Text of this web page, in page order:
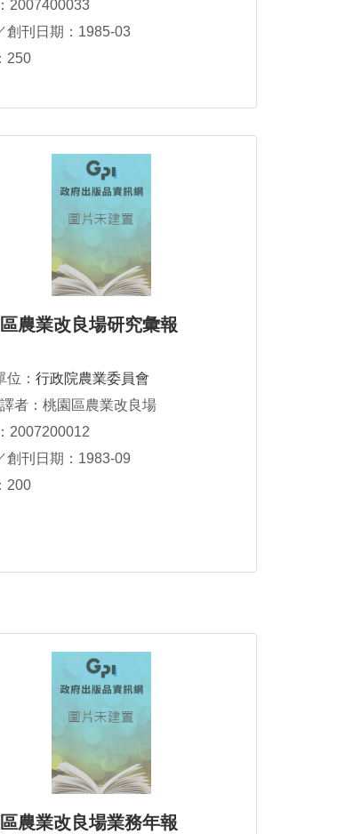
2007400033
創刊日期：1985-03
250
農業改良場研究彙報
位： 行政院農業委員會
者：桃園區農業改良場
2007200012
創刊日期：1983-09
200
農業改良場業務年報